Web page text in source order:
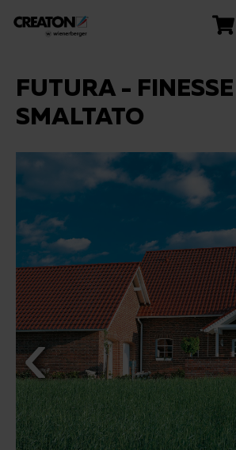
FUTURA -
SMALTATO